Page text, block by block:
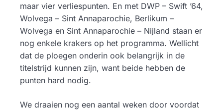
maar vier verliespunten. En met DWP – Swift ’64,
Wolvega – Sint Annaparochie, Berlikum –
Wolvega en Sint Annaparochie – Nijland staan er
nog enkele krakers op het programma. Wellicht
dat de ploegen onderin ook belangrijk in de
titelstrijd kunnen zijn, want beide hebben de
punten hard nodig.
We draaien nog een aantal weken door voordat